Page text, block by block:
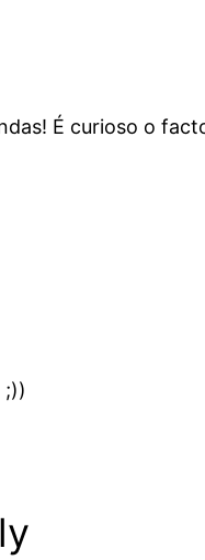
É curioso o
;))